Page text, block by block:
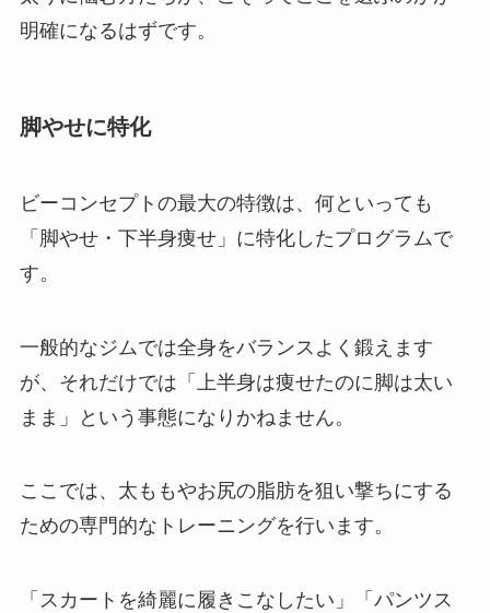
明確になるはずです。
脚やせに特化
ビーコンセプトの最大の特徴は、何といっても
「脚やせ・下半身痩せ」に特化したプログラムで
す。
一般的なジムでは全身をバランスよく鍛えます
が、それだけでは「上半身は痩せたのに脚は太い
まま」という事態になりかねません。
ここでは、太ももやお尻の脂肪を狙い撃ちにする
ための専門的なトレーニングを行います。
「スカートを綺麗に履きこなしたい」「パンツス